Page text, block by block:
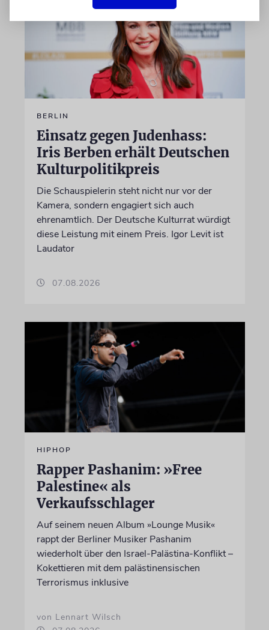
BERLIN
Einsatz gegen Judenhass:
Iris Berben erhält Deutschen
Kulturpolitikpreis
Die Schauspielerin steht nicht nur vor der
Kamera, sondern engagiert sich auch
ehrenamtlich. Der Deutsche Kulturrat würdigt
diese Leistung mit einem Preis. Igor Levit ist
Laudator
07.08.2026
HIPHOP
Rapper Pashanim: »Free
Palestine« als
Verkaufsschlager
Auf seinem neuen Album »Lounge Musik«
rappt der Berliner Musiker Pashanim
wiederholt über den Israel-Palästina-Konflikt –
Kokettieren mit dem palästinensischen
Terrorismus inklusive
von Lennart Wilsch